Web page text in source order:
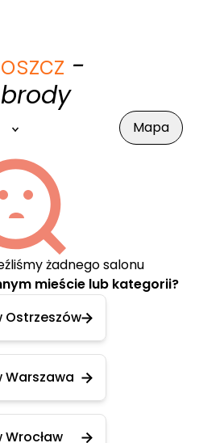
-
Mapa
żadnego salonu
mieście lub kategorii?
Ostrzeszów
Warszawa
Wrocław